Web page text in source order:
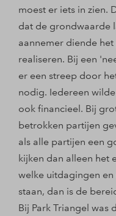
moest er iets in zien.
dat de grondwaarde
aannemer diende
realiseren. Bij een
er een streep door
nodig. Iedereen
ook financieel. Bij
betrokken partijen
als alle partijen een
kijken dan alleen het
welke uitdagingen en
staan, dan is de
Bij Park Triangel was